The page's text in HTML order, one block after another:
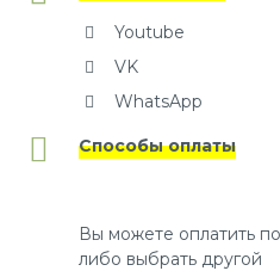
Youtube
VK
WhatsApp
Способы оплаты
Вы можете оплатить
либо выбрать другой